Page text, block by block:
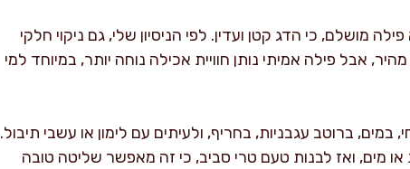
מושלם, כי הדג קטן ועדין. לפי הניסיון שלי, גם ניקוי חלקי
אבל פילה אמיתי נותן חוויית אכילה נוחה יותר, במיוחד למי
ברוטב עגבניות, בחריף, ולעיתים עם לימון או עשבי תיבול.
מים, ואז לבנות טעם טרי סביב, כי זה מאפשר שליטה טובה